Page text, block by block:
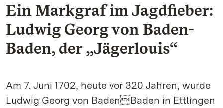
Ein Markgraf im Jagdfieber:
Ludwig Georg von Baden-
Baden, der „Jägerlouis“
Am 7. Juni 1702, heute vor 320 Jahren, wurde
Ludwig Georg von BadenBaden in Ettlingen